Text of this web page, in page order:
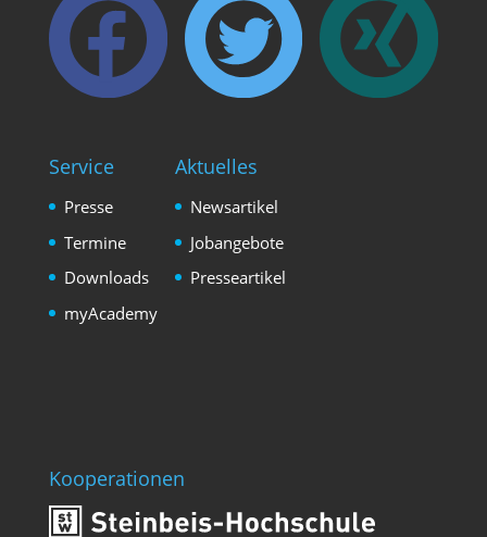
Service
Presse
Termine
Downloads
myAcademy
Aktuelles
Newsartikel
Jobangebote
Presseartikel
Kooperationen